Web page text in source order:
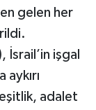
gelen her
İsrail’in işgal
adalet